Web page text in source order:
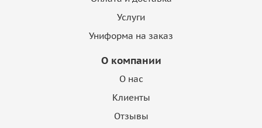
Услуги
Униформа на заказ
О компании
О нас
Клиенты
Отзывы